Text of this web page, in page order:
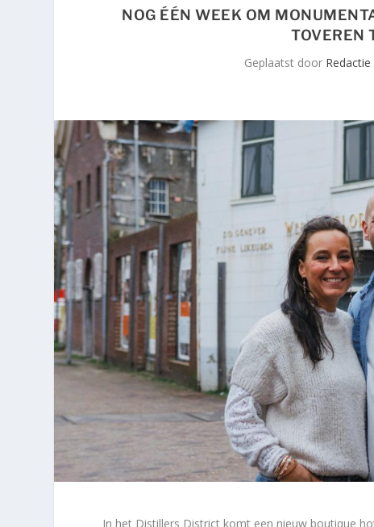
NOG ÉÉN WEEK OM
TOVEREN
Geplaatst door
In het Distillers District komt een nieuw boutique